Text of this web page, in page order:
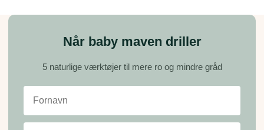
Når baby maven driller
5 naturlige værktøjer til mere ro og mindre gråd